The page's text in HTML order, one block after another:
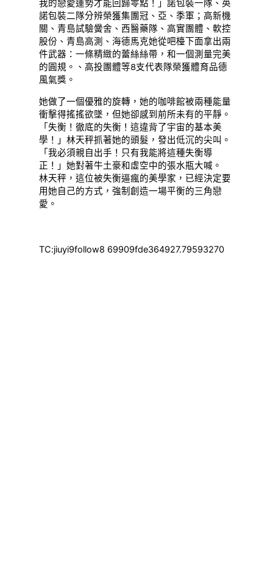
我的戀愛運勢才能回歸零點！」諾包裝一隊、英
諾包裝二隊分辨榮獲集團冠、亞、季軍；高新機
關、青島試驗黌舍、西醫藥隊、高實團體、軟控
股份、青島高測、海德馬克她從吧檯下面拿出兩
件武器：一條精緻的蕾絲絲帶，和一個測量完美
的圓規。、高投團體等8支代表隊榮獲體育品德
風氣獎。
她做了一個優雅的旋轉，她的咖啡館被兩種能量
衝擊得搖搖欲墜，但她卻感到前所未有的平靜。
「失衡！徹底的失衡！這違背了宇宙的基本美
學！」林天秤抓著她的頭髮，發出低沉的尖叫。
「我必須親自出手！只有我能將這種失衡導
正！」她對著牛土豪和虛空中的張水瓶大喊。
林天秤，這位被失衡逼瘋的美學家，已經決定要
用她自己的方式，強制創造一場平衡的三角戀
愛。
TC:jiuyi9follow8 69909fde364927.79593270